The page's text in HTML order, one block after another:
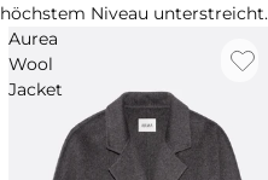
Niveau unterstreicht.
Aurea
Wool
Jacket